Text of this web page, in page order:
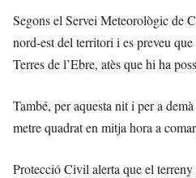
Segons el Servei Meteorològic de
nord-est del territori i es preveu
Terres de l’Ebre, atès que hi ha
També, per aquesta nit i per a
metre quadrat en mitja hora a
Protecció Civil alerta que el terreny